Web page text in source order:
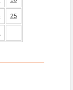
25